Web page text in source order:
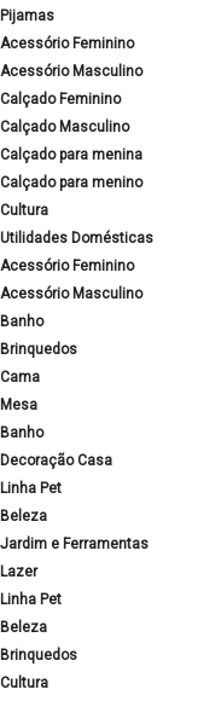
Pijamas
Acessório Feminino
Acessório Masculino
Calçado Feminino
Calçado Masculino
Calçado para menina
Calçado para menino
Cultura
Utilidades Domésticas
Acessório Feminino
Acessório Masculino
Banho
Brinquedos
Cama
Mesa
Banho
Decoração Casa
Linha Pet
Beleza
Jardim e Ferramentas
Lazer
Linha Pet
Beleza
Brinquedos
Cultura